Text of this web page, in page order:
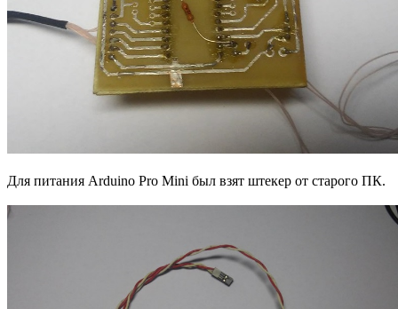
Для питания Arduino Pro Mini был взят штекер от старого ПК.